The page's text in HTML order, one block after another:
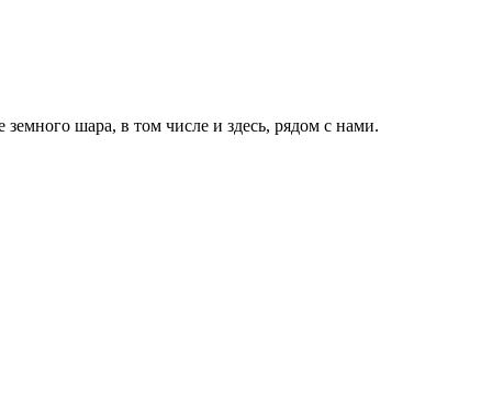
шара, в том числе и здесь, рядом с нами.